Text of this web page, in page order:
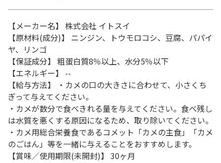
【メーカー名】 株式会社 イトスイ
【原材料(成分)】 ニンジン、トウモロコシ、豆腐、パパイ
ヤ、リンゴ
【保証成分】 粗蛋白質8％以上、水分5％以下
【エネルギー】 --
【給与方法】 ・カメの口の大きさに合わせて、小さくち
ぎって与えてください。
・カメが数分で食べきれる量を与えてください。食べ残し
は水質を悪くする原因になるため、取り除いてください。
・カメ用総合栄養食であるコメット「カメの主食」「カメ
のごはん」等を一緒に与えることをおすすめします。
【賞味／使用期限(未開封)】 30ヶ月